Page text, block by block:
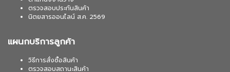
ตรวจสอบประกันสินค้า
นิตยสารออนไลน์ ส.ค. 2569
แผนกบริการลูกค้า
วิธีการสั่งซื้อสินค้า
ตรวจสอบสถานะสินค้า